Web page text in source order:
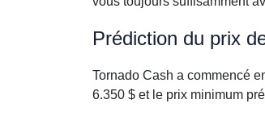
Prédiction du prix
Tornado Cash a commencé
6.350 $ et le prix minimum